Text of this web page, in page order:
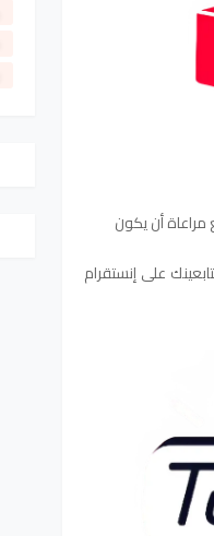
مراعاة أن يكون
على إنستقرام